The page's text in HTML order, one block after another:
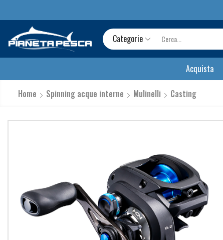
Categorie
Acquista
Home Spinning acque interne Mulinelli Casting